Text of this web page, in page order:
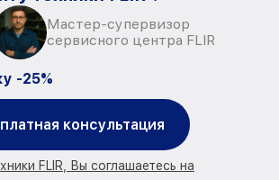
Мастер-супервизор
сервисного центра FLIR
-25%
консультация
FLIR, Вы соглашаетесь на